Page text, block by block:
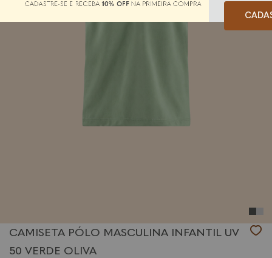
CAMISETA PÓLO MASCULINA INFANTIL UV
50 VERDE OLIVA